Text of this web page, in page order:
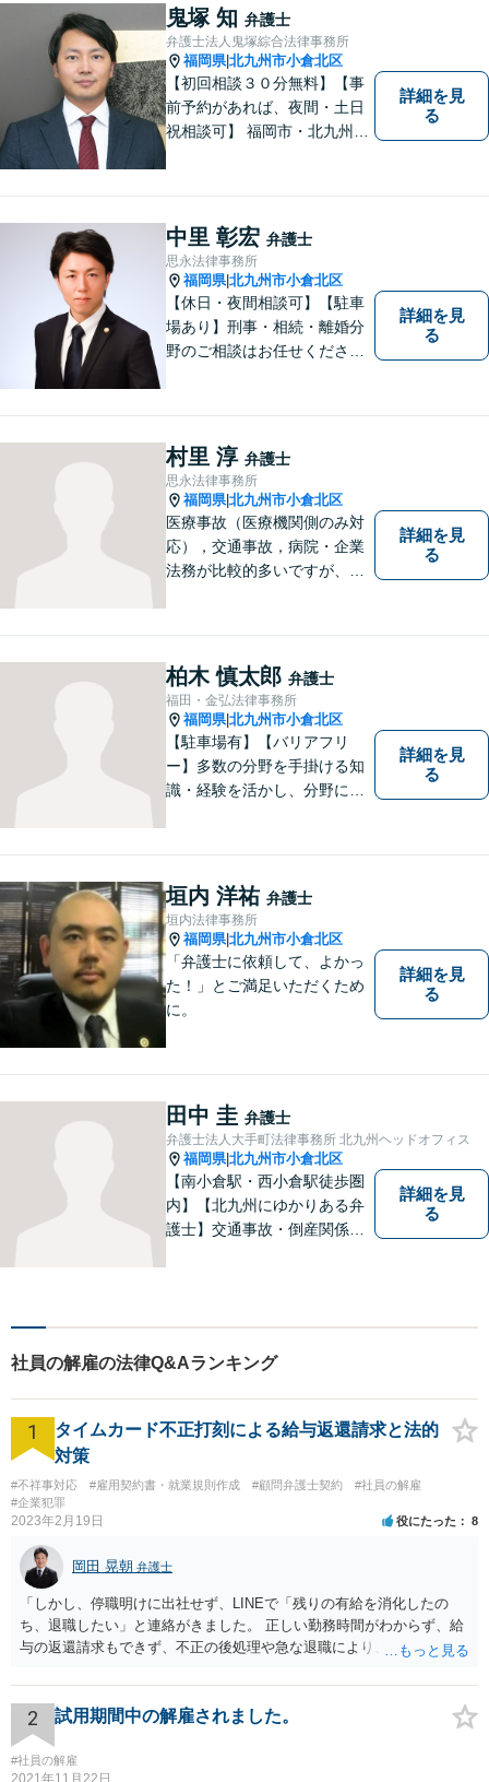
鬼塚 知 弁護士
弁護士法人鬼塚綜合法律事務所
福岡県|北九州市小倉北区
【初回相談３０分無料】【事
前予約があれば、夜間・土日
祝相談可】 福岡市・北九州市
婚・相続・企業法務に力を入
れています。 スピーディーか
つ依頼者様満足の高い事件処
理をモットーにしています。
詳細を見
る
中里 彰宏 弁護士
思永法律事務所
福岡県|北九州市小倉北区
【休日・夜間相談可】【駐車
場あり】刑事・相続・離婚分
野のご相談はお任せくださ
に尽力します。フリーターか
ら弁護士になった特殊な経緯
あり。【電話相談可】
詳細を見
る
村里 淳 弁護士
思永法律事務所
福岡県|北九州市小倉北区
医療事故（医療機関側のみ対
応），交通事故，病院・企業
法務が比較的多いですが、家
等も幅広く対応しています。
【福岡地裁小倉支部すぐ近
く】【駐車場あり】
詳細を見
る
柏木 慎太郎 弁護士
福田・金弘法律事務所
福岡県|北九州市小倉北区
【駐車場有】【バリアフリ
ー】多数の分野を手掛ける知
識・経験を活かし、分野にと
かりやすいリーガルサービス
を提供致します。メール相談
やビデオ面談にも柔軟に対応
しております。 まずは、ご相
談ください。
詳細を見
る
垣内 洋祐 弁護士
垣内法律事務所
福岡県|北九州市小倉北区
「弁護士に依頼して、よかっ
た！」とご満足いただくため
に。
詳細を見
る
田中 圭 弁護士
弁護士法人大手町法律事務所 北九州ヘッドオフィス
福岡県|北九州市小倉北区
【南小倉駅・西小倉駅徒歩圏
内】【北九州にゆかりある弁
護士】交通事故・倒産関係・
本質把握から解決に至るまで
建士資格あり】
詳細を見
る
社員の解雇の法律Q&Aランキング
1
タイムカード不正打刻による給与返還請求と法的
対策
#不祥事対応 #雇用契約書・就業規則作成 #顧問弁護士契約
#社員の解雇
#企業犯罪
2023年2月19日 役にたった 8
岡田 晃朝 弁護士
「しかし、停職明けに出社せず、LINEで「残りの有給を消化したの
ち、退職したい」と連絡がきました。 正しい勤務時間がわからず、給
与の返還請求もできず、不正の後処理や急な退職により、社や他のス
状況です。」 大変悪質ですね。打刻場所のデータと、これまでのタイ
ムカードの虚偽を確認し、突き付けて責任を問題にすることになるで
しょう。 詐欺もありうるでしょうね。 「正しい時間がわからないとい
うタイムカード不正打刻による返還請求はどのようにおこなえばよい
でしょうか？」 想定できる虚偽を前提に、相手と協議して詰めればよ
2 試用期間中の解雇されました。
#社員の解雇
2021年11月22日